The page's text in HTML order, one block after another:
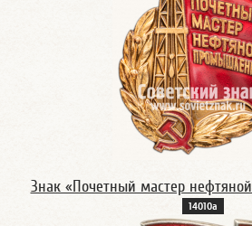
Знак «Почетный мастер
14010а